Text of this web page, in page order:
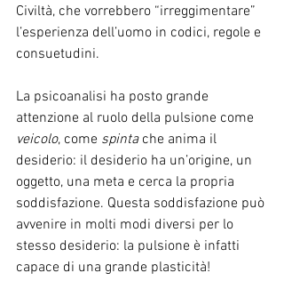
Civiltà, che vorrebbero “irreggimentare”
l’esperienza dell’uomo in codici, regole e
consuetudini.
La psicoanalisi ha posto grande
attenzione al ruolo della pulsione come
veicolo, come spinta che anima il
desiderio: il desiderio ha un’origine, un
oggetto, una meta e cerca la propria
soddisfazione. Questa soddisfazione può
avvenire in molti modi diversi per lo
stesso desiderio: la pulsione è infatti
capace di una grande plasticità!